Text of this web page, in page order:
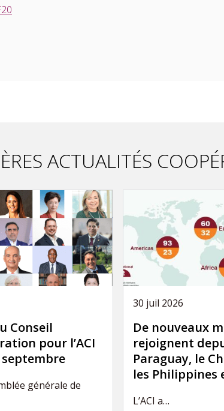
ACTUALITÉS
Conseil
pour l’ACI
générale de
30 juil 2026
De nouveaux
rejoignent
Paraguay, le
les Philippines
L’ACI a…